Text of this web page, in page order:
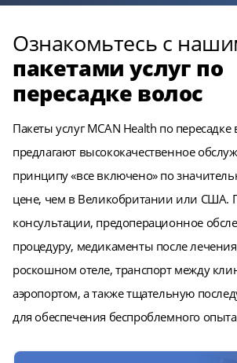
Ознакомьтесь с
пакетами услуг по
пересадке волос
Пакеты услуг MCAN Health по
предлагают высококачественное
принципу «все включено» по
цене, чем в Великобритании или США.
консультации, предоперационное
процедуру, медикаменты после
роскошном отеле, транспорт между
аэропортом, а также тщательную
для обеспечения беспроблемного